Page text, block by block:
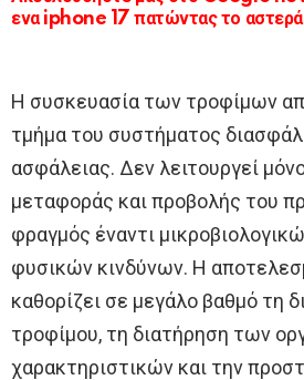
ενα iphone 17 πατώντας το
Η συσκευασία των τροφίμων
τμήμα του συστήματος
ασφάλειας. Δεν λειτουργεί
μεταφοράς και προβολής του
φραγμός έναντι
φυσικών κινδύνων. Η
καθορίζει σε μεγάλο βαθμό τη
τροφίμου, τη διατήρηση των
χαρακτηριστικών και την